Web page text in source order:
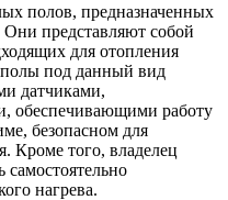
полов, предназначенных
представляют собой
для отопления
под данный вид
датчиками,
обеспечивающими работу
безопасном для
Кроме того, владелец
самостоятельно
нагрева.